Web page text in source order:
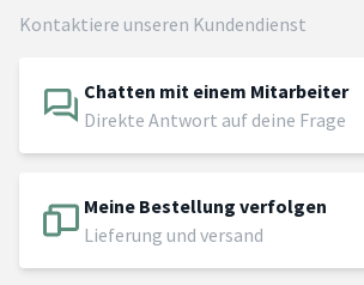
Kontaktiere unseren Kundendienst
Chatten mit einem Mitarbeiter
Direkte Antwort auf deine Frage
Meine Bestellung verfolgen
Lieferung und versand